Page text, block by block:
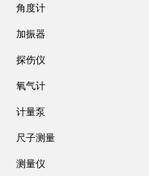
角度计
加振器
探伤仪
氧气计
计量泵
尺子测量
测量仪